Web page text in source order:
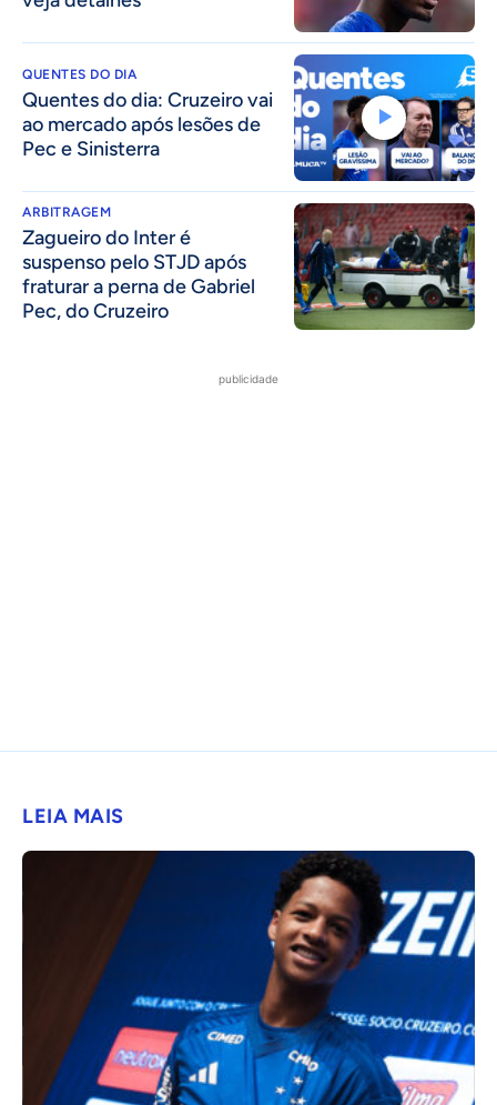
QUENTES DO DIA
Quentes do dia: Cruzeiro vai
ao mercado após lesões de
Pec e Sinisterra
ARBITRAGEM
Zagueiro do Inter é
suspenso pelo STJD após
fraturar a perna de Gabriel
Pec, do Cruzeiro
publicidade
LEIA MAIS